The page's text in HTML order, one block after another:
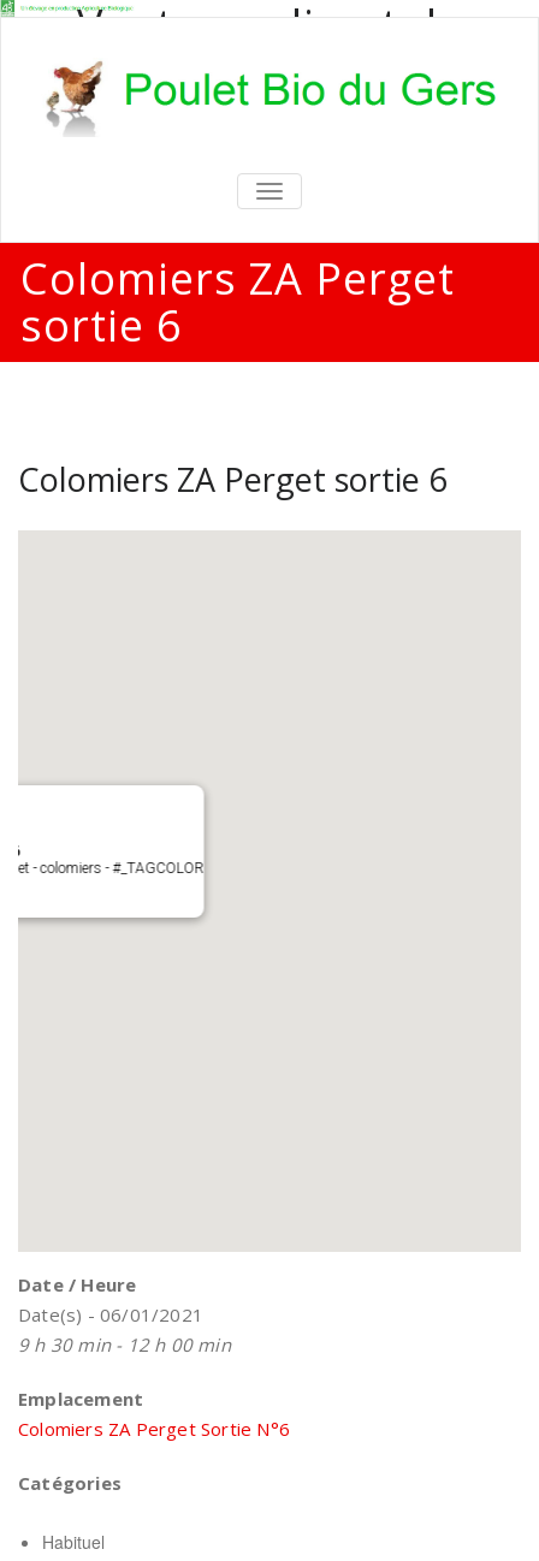
Vente en direct de
poulets bio
Vente en direct de poulets bio aux
particuliers et professionnels
TOGGLE
NAVIGATION
Colomiers ZA Perget
sortie 6
Colomiers ZA Perget sortie 6
- colomiers - #_TAGCOLOR
Date / Heure
Date(s) - 06/01/2021
9 h 30 min - 12 h 00 min
Emplacement
Colomiers ZA Perget Sortie N°6
Catégories
Habituel